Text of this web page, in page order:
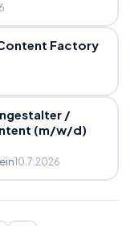
Factory
/
(m/w/d)
10.7.2026